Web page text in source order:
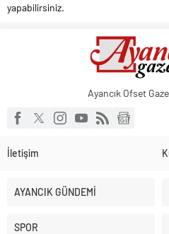
yapabilirsiniz.
Ayancık Ofset
İletişim
AYANCIK GÜNDEMİ
SPOR